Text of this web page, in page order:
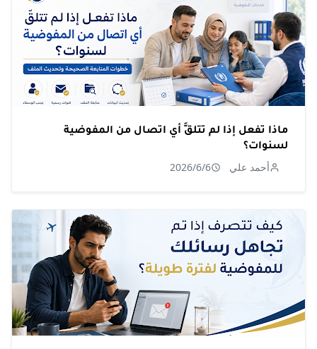
ماذا تفعل إذا لم تتلقَّ أي اتصال من المفوضية
لسنوات؟
أحمد علي 2026/6/6